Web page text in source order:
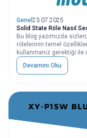
Genel 23.07.2025
Solid State Röle Nasıl
Bu blog yazımızda
rölelerinin temel
kullanmanız gerektiği ile
Devamını Oku